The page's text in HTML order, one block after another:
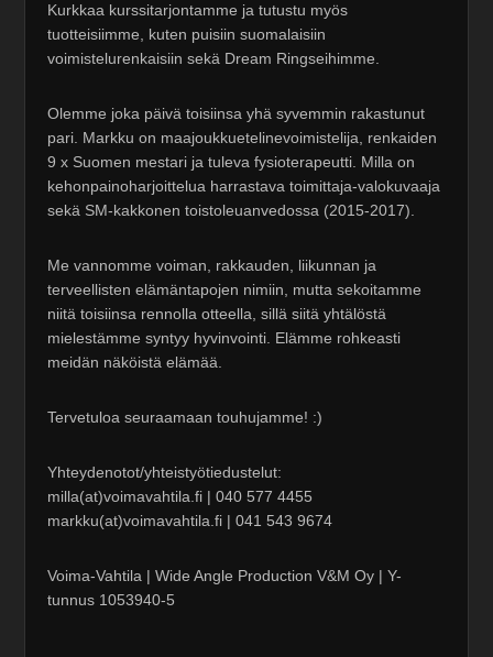
Kurkkaa kurssitarjontamme ja tutustu myös
tuotteisiimme, kuten puisiin suomalaisiin
voimistelurenkaisiin sekä Dream Ringseihimme.
Olemme joka päivä toisiinsa yhä syvemmin rakastunut
pari. Markku on maajoukkuetelinevoimistelija, renkaiden
9 x Suomen mestari ja tuleva fysioterapeutti. Milla on
kehonpainoharjoittelua harrastava toimittaja-valokuvaaja
sekä SM-kakkonen toistoleuanvedossa (2015-2017).
Me vannomme voiman, rakkauden, liikunnan ja
terveellisten elämäntapojen nimiin, mutta sekoitamme
niitä toisiinsa rennolla otteella, sillä siitä yhtälöstä
mielestämme syntyy hyvinvointi. Elämme rohkeasti
meidän näköistä elämää.
Tervetuloa seuraamaan touhujamme! :)
Yhteydenotot/yhteistyötiedustelut:
milla(at)voimavahtila.fi | 040 577 4455
markku(at)voimavahtila.fi | 041 543 9674
Voima-Vahtila | Wide Angle Production V&M Oy | Y-
tunnus 1053940-5